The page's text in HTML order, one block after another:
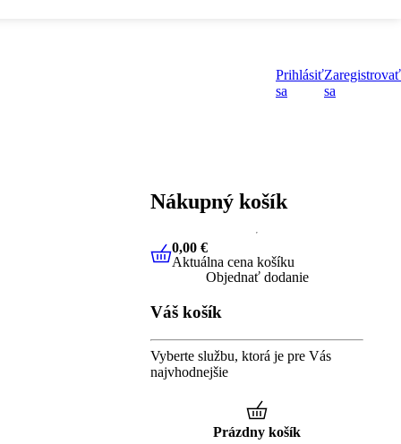
Prihlásiť
sa
Zaregistrovať
sa
Nákupný košík
0,00 €Aktuálna cena košíku
0,00 €
Aktuálna cena košíku
Objednať dodanie
Váš košík
Vyberte službu, ktorá je pre Vás
najvhodnejšie
Prázdny košík